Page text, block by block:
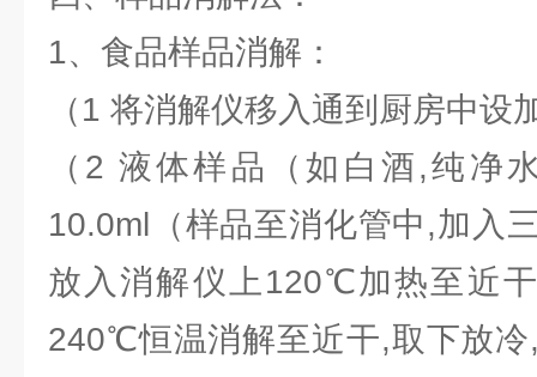
1、食品样品消解：
（1 将消解仪移入通到厨房中
（2 液体样品（如白酒,纯净
10.0ml（样品至消化管中,加入
放入消解仪上120℃加热至近
240℃恒温消解至近干,取下放